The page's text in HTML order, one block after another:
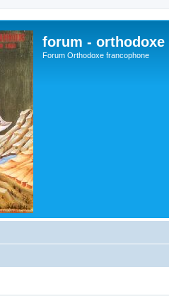
forum - orthodoxe
Forum Orthodoxe francophone